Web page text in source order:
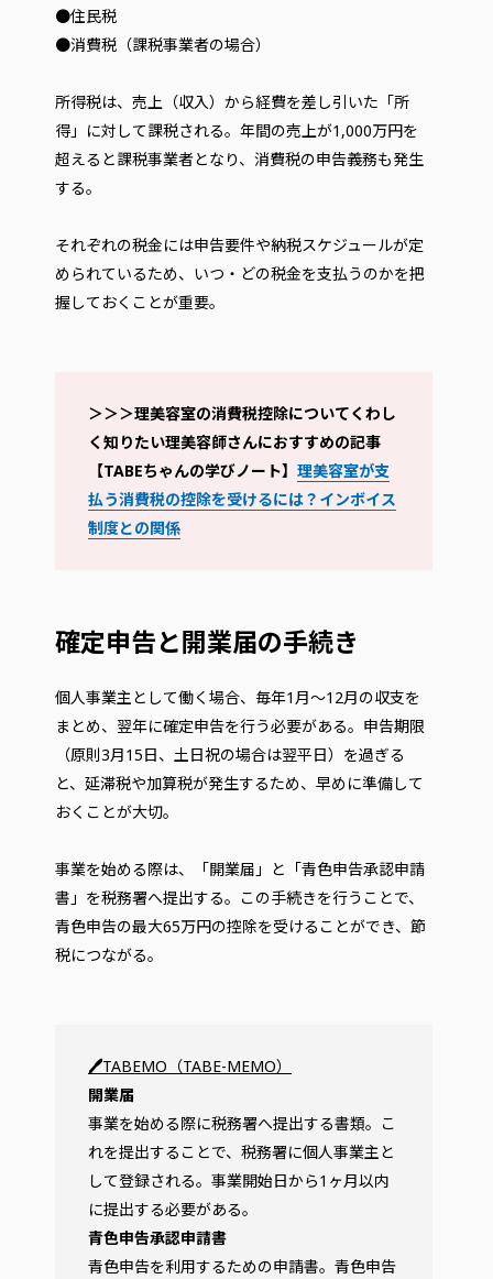
●住民税
●消費税（課税事業者の場合）
所得税は、売上（収入）から経費を差し引いた「所
得」に対して課税される。年間の売上が1,000万円を
超えると課税事業者となり、消費税の申告義務も発生
する。
それぞれの税金には申告要件や納税スケジュールが定
められているため、いつ・どの税金を支払うのかを把
握しておくことが重要。
＞＞＞理美容室の消費税控除についてくわし
く知りたい理美容師さんにおすすめの記事
【TABEちゃんの学びノート】 理美容室が支
払う消費税の控除を受けるには？インボイス
制度との関係
確定申告と開業届の手続き
個人事業主として働く場合、毎年1月〜12月の収支を
まとめ、翌年に確定申告を行う必要がある。申告期限
（原則3月15日、土日祝の場合は翌平日）を過ぎる
と、延滞税や加算税が発生するため、早めに準備して
おくことが大切。
事業を始める際は、「開業届」と「青色申告承認申請
書」を税務署へ提出する。この手続きを行うことで、
青色申告の最大65万円の控除を受けることができ、節
税につながる。
🖊TABEMO（TABE-MEMO）
開業届
事業を始める際に税務署へ提出する書類。こ
れを提出することで、税務署に個人事業主と
して登録される。事業開始日から1ヶ月以内
に提出する必要がある。
青色申告承認申請書
青色申告を利用するための申請書。青色申告